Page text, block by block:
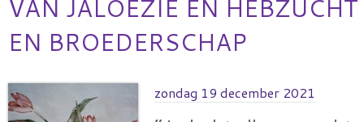
VAN JALOEZIE EN
EN BROEDERSCHAP
zondag 19 december 2021